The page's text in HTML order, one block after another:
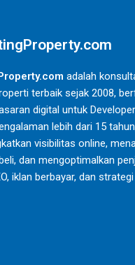
adalah
terbaik sejak 2008,
digital untuk
lebih dari 15
visibilitas online,
dan mengoptimalkan
iklan berbayar, dan